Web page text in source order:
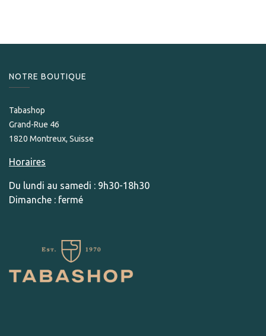
NOTRE BOUTIQUE
Tabashop
Grand-Rue 46
1820 Montreux, Suisse
Horaires
Du lundi au samedi : 9h30-18h30
Dimanche : fermé